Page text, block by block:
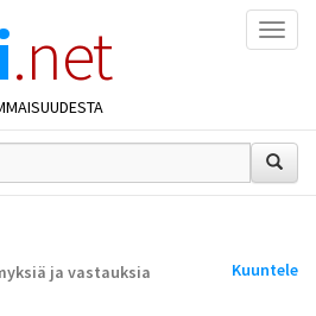
.net
ja vastauksia Kuuntele